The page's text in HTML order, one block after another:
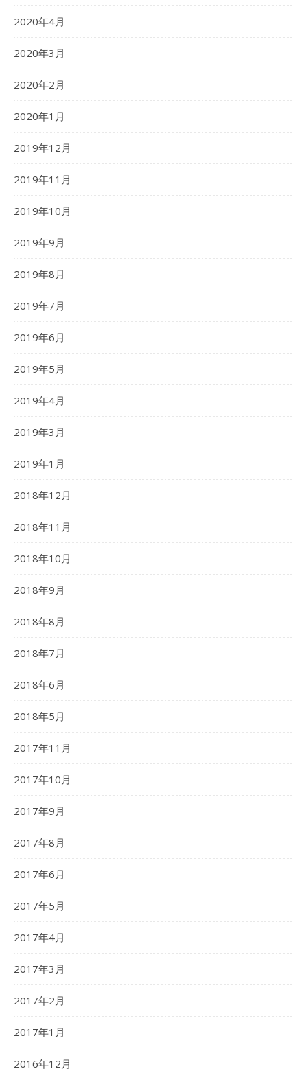
2020年4月
2020年3月
2020年2月
2020年1月
2019年12月
2019年11月
2019年10月
2019年9月
2019年8月
2019年7月
2019年6月
2019年5月
2019年4月
2019年3月
2019年1月
2018年12月
2018年11月
2018年10月
2018年9月
2018年8月
2018年7月
2018年6月
2018年5月
2017年11月
2017年10月
2017年9月
2017年8月
2017年6月
2017年5月
2017年4月
2017年3月
2017年2月
2017年1月
2016年12月